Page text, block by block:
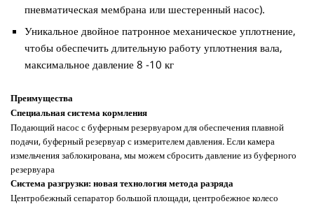
пневматическая мембрана или шестеренный насос).
Уникальное двойное патронное механическое уплотнение,
чтобы обеспечить длительную работу уплотнения вала,
максимальное давление 8 -10 кг
Преимущества
Специальная система кормления
Подающий насос с буферным резервуаром для обеспечения плавной
подачи, буферный резервуар с измерителем давления. Если камера
измельчения заблокирована, мы можем сбросить давление из буферного
резервуара
Система разгрузки: новая технология метода разряда
Центробежный сепаратор большой площади, центробежное колесо